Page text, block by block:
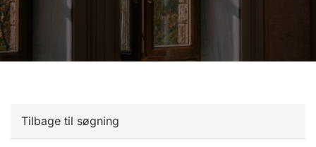
Tilbage til søgning